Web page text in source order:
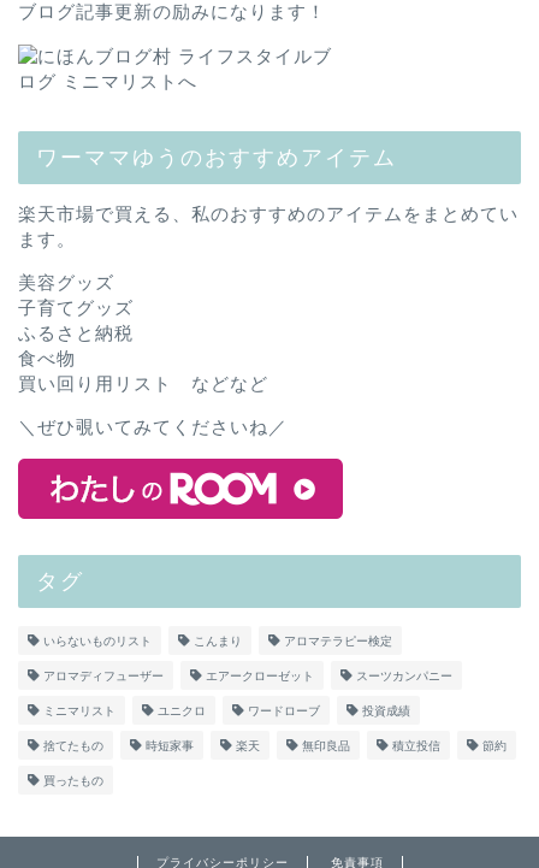
ブログ記事更新の励みになります！
ワーママゆうのおすすめアイテム
楽天市場で買える、私のおすすめのアイテムをまとめてい
ます。
美容グッズ
子育てグッズ
ふるさと納税
食べ物
買い回り用リスト などなど
＼ぜひ覗いてみてくださいね／
タグ
いらないものリスト こんまり アロマテラピー検定
アロマディフューザー エアークローゼット スーツカンパニー
ミニマリスト ユニクロ ワードローブ 投資成績
捨てたもの 時短家事 楽天 無印良品 積立投信 節約
買ったもの
プライバシーポリシー 免責事項